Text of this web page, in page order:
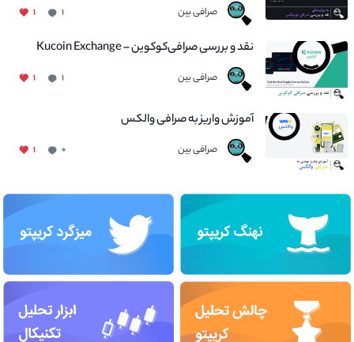
صرافی بین ۱ ۱
نقد و بررسی صرافی‌کوکوین – Kucoin Exchange
صرافی بین ۱ ۱
آموزش واریز به صرافی والکس
صرافی بین ۰ ۱